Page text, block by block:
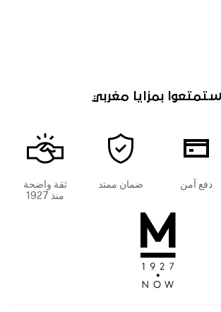
استمتعوا بمزايا مغربي
دفع آمن ضمان ممتد
ثقة واضحة
منذ 1927